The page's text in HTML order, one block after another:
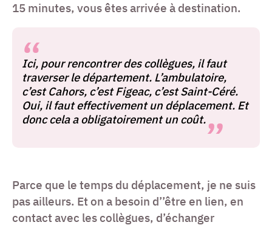
15 minutes, vous êtes arrivée à destination.
Ici, pour rencontrer des collègues, il faut
traverser le département. L’ambulatoire,
c’est Cahors, c’est Figeac, c’est Saint-Céré.
Oui, il faut effectivement un déplacement. Et
donc cela a obligatoirement un coût.
Parce que le temps du déplacement, je ne suis
pas ailleurs. Et on a besoin d’’être en lien, en
contact avec les collègues, d’échanger